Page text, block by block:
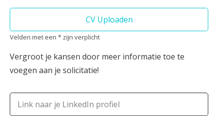
CV Uploaden
Velden met een * zijn verplicht
Vergroot je kansen door meer informatie toe te
voegen aan je solicitatie!
Link naar je LinkedIn profiel